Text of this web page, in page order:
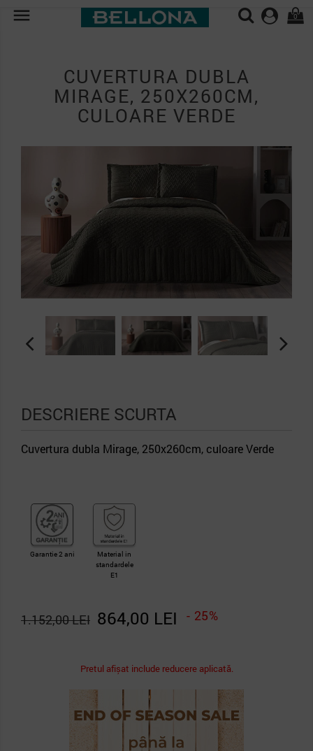
 0
CUVERTURA DUBLA
MIRAGE, 250X260CM,
CULOARE VERDE
DESCRIERE SCURTA
Cuvertura dubla Mirage, 250x260cm, culoare Verde
Garantie 2 ani
Material in
standardele
E1
864,00 LEI - 25%
1.152,00 LEI
Pretul afișat include reducere aplicată.